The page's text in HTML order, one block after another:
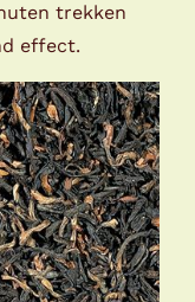
trekken
effect.
DETAILS